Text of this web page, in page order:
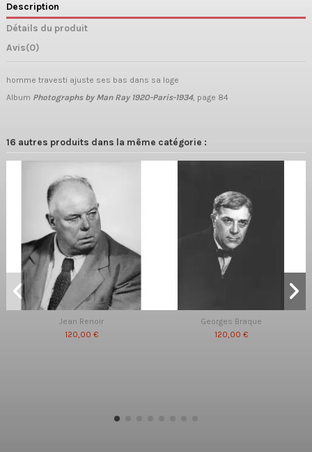
Description
Détails du produit
Avis(0)
homme travesti ajuste ses bas dans sa loge
Album Photographs by Man Ray 1920-Paris-1934, page 84
16 autres produits dans la même catégorie :
Jean Renoir
120,00 €
Georges Braque
120,00 €